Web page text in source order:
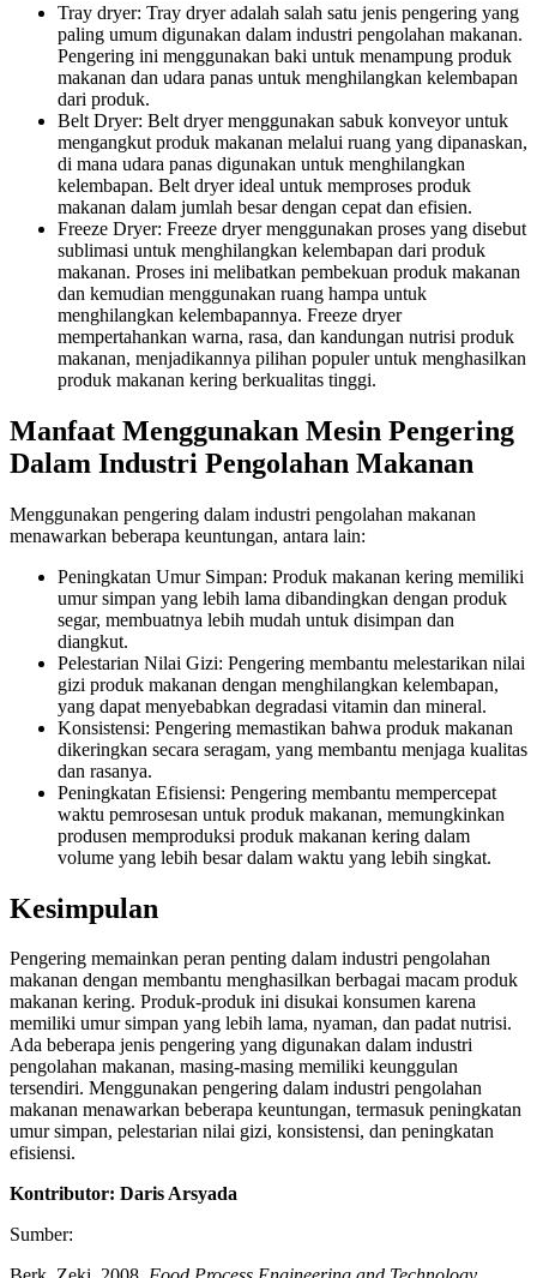
Tray dryer: Tray dryer adalah salah satu jenis pengering yang
paling umum digunakan dalam industri pengolahan makanan.
Pengering ini menggunakan baki untuk menampung produk
makanan dan udara panas untuk menghilangkan kelembapan
dari produk.
Belt Dryer: Belt dryer menggunakan sabuk konveyor untuk
mengangkut produk makanan melalui ruang yang dipanaskan,
di mana udara panas digunakan untuk menghilangkan
kelembapan. Belt dryer ideal untuk memproses produk
makanan dalam jumlah besar dengan cepat dan efisien.
Freeze Dryer: Freeze dryer menggunakan proses yang disebut
sublimasi untuk menghilangkan kelembapan dari produk
makanan. Proses ini melibatkan pembekuan produk makanan
dan kemudian menggunakan ruang hampa untuk
menghilangkan kelembapannya. Freeze dryer
mempertahankan warna, rasa, dan kandungan nutrisi produk
makanan, menjadikannya pilihan populer untuk menghasilkan
produk makanan kering berkualitas tinggi.
Manfaat Menggunakan Mesin Pengering
Dalam Industri Pengolahan Makanan
Menggunakan pengering dalam industri pengolahan makanan
menawarkan beberapa keuntungan, antara lain:
Peningkatan Umur Simpan: Produk makanan kering memiliki
umur simpan yang lebih lama dibandingkan dengan produk
segar, membuatnya lebih mudah untuk disimpan dan
diangkut.
Pelestarian Nilai Gizi: Pengering membantu melestarikan nilai
gizi produk makanan dengan menghilangkan kelembapan,
yang dapat menyebabkan degradasi vitamin dan mineral.
Konsistensi: Pengering memastikan bahwa produk makanan
dikeringkan secara seragam, yang membantu menjaga kualitas
dan rasanya.
Peningkatan Efisiensi: Pengering membantu mempercepat
waktu pemrosesan untuk produk makanan, memungkinkan
produsen memproduksi produk makanan kering dalam
volume yang lebih besar dalam waktu yang lebih singkat.
Kesimpulan
Pengering memainkan peran penting dalam industri pengolahan
makanan dengan membantu menghasilkan berbagai macam produk
makanan kering. Produk-produk ini disukai konsumen karena
memiliki umur simpan yang lebih lama, nyaman, dan padat nutrisi.
Ada beberapa jenis pengering yang digunakan dalam industri
pengolahan makanan, masing-masing memiliki keunggulan
tersendiri. Menggunakan pengering dalam industri pengolahan
makanan menawarkan beberapa keuntungan, termasuk peningkatan
umur simpan, pelestarian nilai gizi, konsistensi, dan peningkatan
efisiensi.
Kontributor: Daris Arsyada
Sumber: